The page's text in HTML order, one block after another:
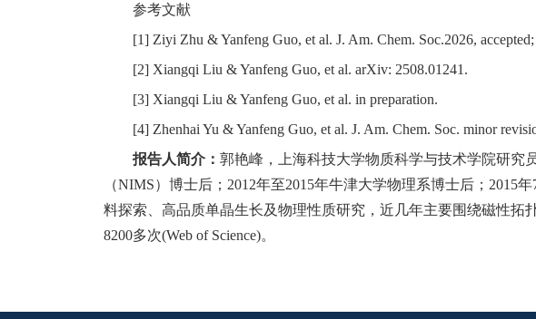
参考文献
[1] Ziyi Zhu & Yanfeng Guo, et al. J. Am. Chem. Soc.2026, accepted;
[2] Xiangqi Liu & Yanfeng Guo, et al. arXiv: 2508.01241.
[3] Xiangqi Liu & Yanfeng Guo, et al. in preparation.
[4] Zhenhai Yu & Yanfeng Guo, et al. J. Am. Chem. Soc. minor
报告人简介： 郭艳峰，上海科技大学物质科学与技术学院研究
（NIMS）博士后；2012年至2015年牛津大学物理系博士后； 2015年
料探索、高品质单晶生长及物理性质研究，近几年主要围绕磁性拓
8200多次(Web of Science)。